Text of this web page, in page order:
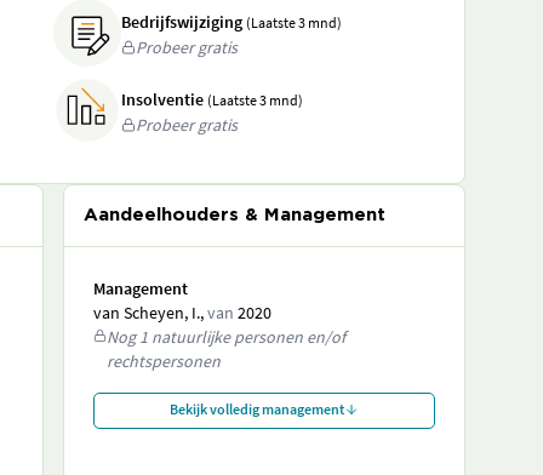
Bedrijfswijziging (Laatste 3 mnd)
Probeer gratis
Insolventie (Laatste 3 mnd)
Probeer gratis
Aandeelhouders & Management
Management
van Scheyen, I.,van 2020
Nog 1 natuurlijke personen en/of
rechtspersonen
Bekijk volledig management